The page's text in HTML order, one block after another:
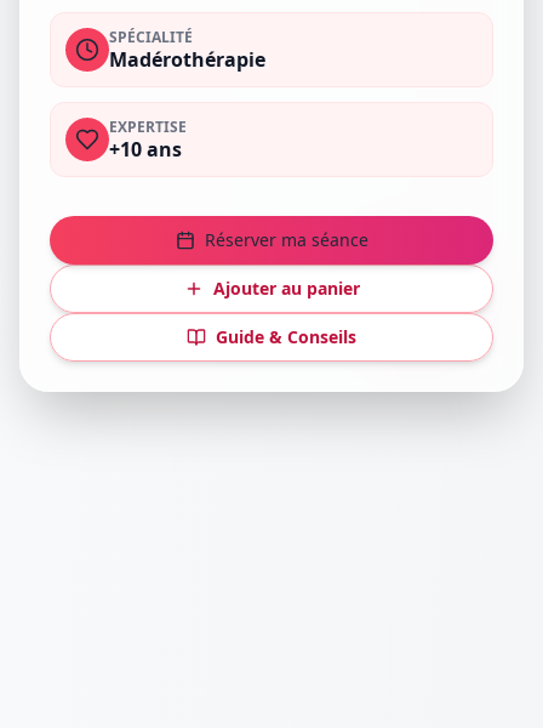
SPÉCIALITÉ
Madérothérapie
EXPERTISE
+10 ans
Réserver ma séance
Ajouter au panier
Guide & Conseils